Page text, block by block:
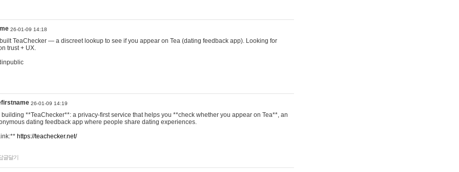
26-01-09 14:18
TeaChecker — a discreet lookup to see if you appear on Tea (dating feedback app). Looking for
trust + UX.
26-01-09 14:19
building **TeaChecker**: a privacy-first service that helps you **check whether you appear on Tea**, an
dating feedback app where people share dating experiences.
https://teachecker.net/
글달기